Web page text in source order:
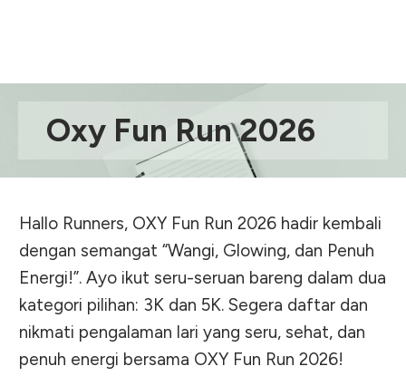
Oxy Fun Run 2026
Hallo Runners, OXY Fun Run 2026 hadir kembali
dengan semangat “Wangi, Glowing, dan Penuh
Energi!”. Ayo ikut seru-seruan bareng dalam dua
kategori pilihan: 3K dan 5K. Segera daftar dan
nikmati pengalaman lari yang seru, sehat, dan
penuh energi bersama OXY Fun Run 2026!